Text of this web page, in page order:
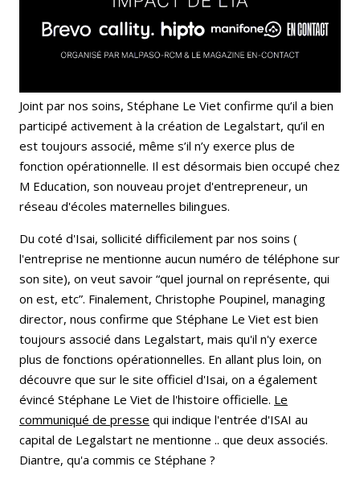
Joint par nos soins, Stéphane Le Viet confirme qu’il a bien
participé activement à la création de Legalstart, qu’il en
est toujours associé, même s’il n’y exerce plus de
fonction opérationnelle. Il est désormais bien occupé chez
M Education, son nouveau projet d'entrepreneur, un
réseau d'écoles maternelles bilingues.
Du coté d'Isai, sollicité difficilement par nos soins (
l'entreprise ne mentionne aucun numéro de téléphone sur
son site), on veut savoir “quel journal on représente, qui
on est, etc”. Finalement, Christophe Poupinel, managing
director, nous confirme que Stéphane Le Viet est bien
toujours associé dans Legalstart, mais qu'il n'y exerce
plus de fonctions opérationnelles. En allant plus loin, on
découvre que sur le site officiel d'Isai, on a également
évincé Stéphane Le Viet de l'histoire officielle. Le
communiqué de presse qui indique l'entrée d'ISAI au
capital de Legalstart ne mentionne .. que deux associés.
Diantre, qu'a commis ce Stéphane ?